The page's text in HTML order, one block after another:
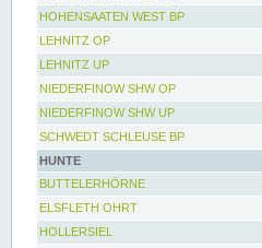
HOHENSAATEN WEST BP
LEHNITZ OP
LEHNITZ UP
NIEDERFINOW SHW OP
NIEDERFINOW SHW UP
SCHWEDT SCHLEUSE BP
HUNTE
BUTTELERHÖRNE
ELSFLETH OHRT
HOLLERSIEL